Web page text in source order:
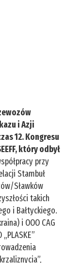
i Azji
12. Kongresu
który odbył
przy
Stambuł
Sławków
takich
i Bałtyckiego.
i OOO CAG